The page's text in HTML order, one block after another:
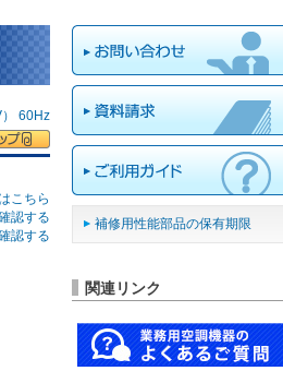
60Hz
こちら
認する
認する
補修用性能部品の保有期限
関連リンク